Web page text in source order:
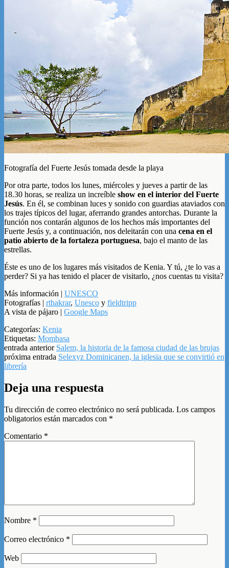
Fotografía del Fuerte Jesús tomada desde la playa
Por otra parte, todos los lunes, miércoles y jueves a partir de las
18.30 horas, se realiza un increíble show en el interior del Fuerte
Jesús. En él, se combinan luces y sonido con guardias ataviados con
los trajes típicos del lugar, aferrando grandes antorchas. Durante la
función nos contarán algunos de los hechos más importantes del
Fuerte Jesús y, a continuación, nos deleitarán con una cena en el
patio abierto de la fortaleza portuguesa, bajo el manto de las
estrellas.
Éste es uno de los lugares más visitados de Kenia. Y tú, ¿te lo vas a
perder? Si ya has tenido el placer de visitarlo, ¿nos cuentas tu visita?
Más información | UNESCO
Fotografías | rthakrar, Unesco y fieldtripp
A vista de pájaro | Google Maps
Categorías: Kenia
Etiquetas: Mombasa
entrada anterior Salem, la historia de la famosa ciudad de las brujas
próxima entrada Selexyz Dominicanen, la iglesia que se convirtió en
librería
Deja una respuesta
Tu dirección de correo electrónico no será publicada. Los campos
obligatorios están marcados con *
Comentario *
Nombre *
Correo electrónico *
Web